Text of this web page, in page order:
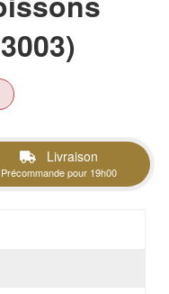
Livraison
Précommande pour 19h00